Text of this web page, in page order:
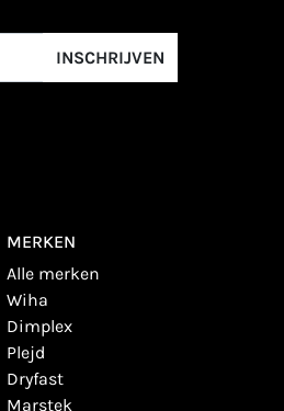
INSCHRIJVEN
MERKEN
alle merken
wiha
dimplex
plejd
dryfast
marstek